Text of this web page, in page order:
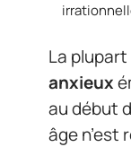
La
anxieux
au début
âge n’est